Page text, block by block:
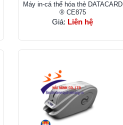
Máy in-cá thể hóa thẻ DATACARD
® CE875
Giá: Liên hệ